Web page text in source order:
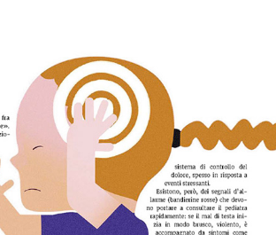
UPPA  ILLUSTRAZIONI INTERNE